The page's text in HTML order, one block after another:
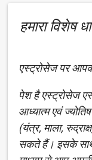
हमारा विशेष
एस्ट्रोसेज पर
पेश है एस्ट्रोसेज
आध्यात्म एवं
(यंत्र, माला,
सकते हैं। इसके साथ